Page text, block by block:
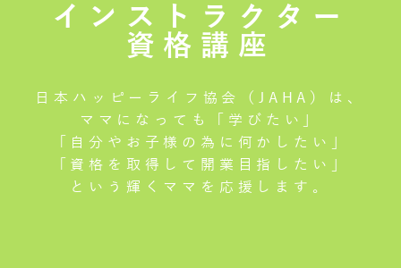
インストラクター
資格講座
日本ハッピーライフ協会（JAHA）は、
ママになっても「学びたい」
「自分やお子様の為に何かしたい」
「資格を取得して開業目指したい」
という輝くママを応援します。